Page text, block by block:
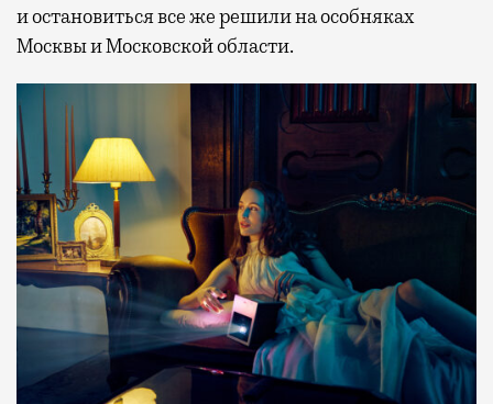
и остановиться все же решили на особняках
Москвы и Московской области.